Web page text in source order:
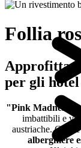
Follia
Approfitta
per gli hotel
"Pink Madness"
imbattibili e
austriache. Con
le
alberghiere